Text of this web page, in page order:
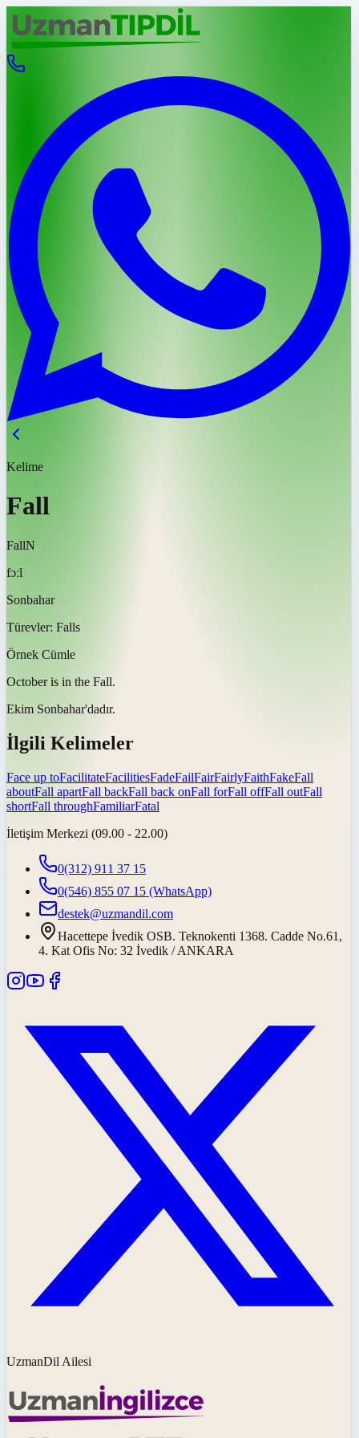
Kelime
Fall
FallN
fɔːl
Sonbahar
Türevler: Falls
Örnek Cümle
October is in the Fall.
Ekim Sonbahar'dadır.
İlgili Kelimeler
Face up toFacilitateFacilitiesFadeFailFairFairlyFaithFakeFall
aboutFall apartFall backFall back onFall forFall offFall outFall
shortFall throughFamiliarFatal
İletişim Merkezi (09.00 - 22.00)
0(312) 911 37 15
0(546) 855 07 15 (WhatsApp)
destek@uzmandil.com
Hacettepe İvedik OSB. Teknokenti 1368. Cadde No.61,
4. Kat Ofis No: 32 İvedik / ANKARA
UzmanDil Ailesi